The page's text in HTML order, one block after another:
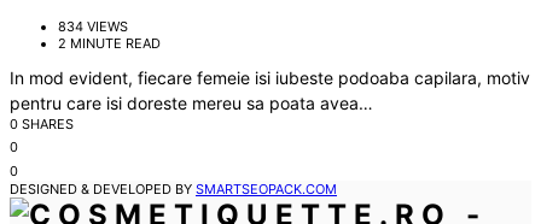
834 VIEWS
2 MINUTE READ
In mod evident, fiecare femeie isi iubeste podoaba capilara, motiv
pentru care isi doreste mereu sa poata avea…
0 SHARES
0
0
DESIGNED & DEVELOPED BY SMARTSEOPACK.COM